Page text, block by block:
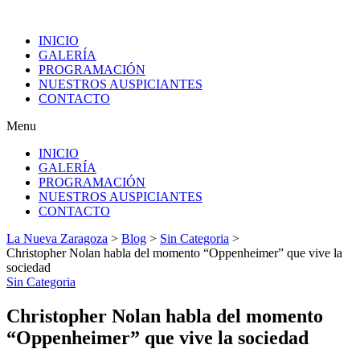
INICIO
GALERÍA
PROGRAMACIÓN
NUESTROS AUSPICIANTES
CONTACTO
Menu
INICIO
GALERÍA
PROGRAMACIÓN
NUESTROS AUSPICIANTES
CONTACTO
La Nueva Zaragoza > Blog > Sin Categoria >
Christopher Nolan habla del momento “Oppenheimer” que vive la
sociedad
Sin Categoria
Christopher Nolan habla del momento
“Oppenheimer” que vive la sociedad